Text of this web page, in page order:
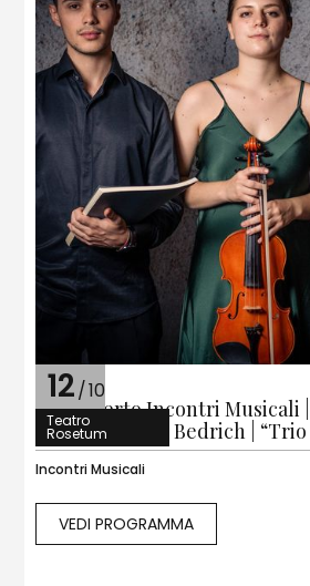
12/10
Teatro
Rosetum
2° Concerto Incontri Musicali
Rosetum | Trio Bedrich |
Incontri Musicali
VEDI PROGRAMMA